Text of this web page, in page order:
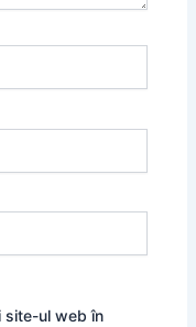
site-ul web în